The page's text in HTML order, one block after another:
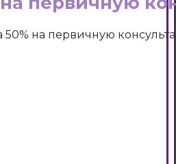
50% на первичную